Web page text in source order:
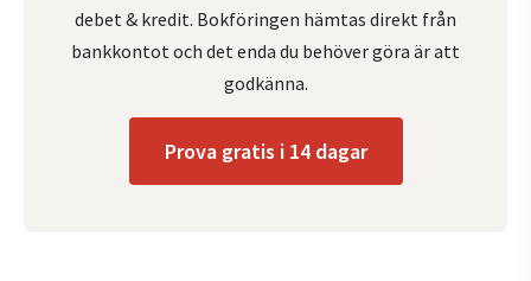
debet & kredit. Bokföringen hämtas direkt från
bankkontot och det enda du behöver göra är att
godkänna.
Prova gratis i 14 dagar